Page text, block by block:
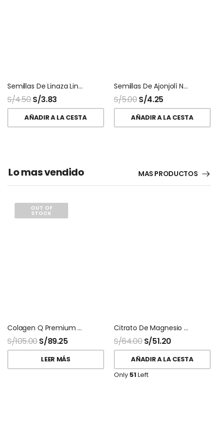
Semillas De Linaza Lino Peruana Nacional
S/4.50S/3.83
AÑADIR A LA CESTA
Semillas De Ajonjolí Negro Sésamo Black
S/5.00S/4.25
AÑADIR A LA CESTA
Lo mas vendido MAS PRODUCTOS
OUT OF
STOCK
Colagen Q Premium Q10 Teoma 30 Sobres
S/105.00S/89.25
LEER MÁS
Citrato De Magnesio Magnevit 200gr Naturalmaxx
S/64.00 S/51.20
AÑADIR A LA CESTA
Only 51Left